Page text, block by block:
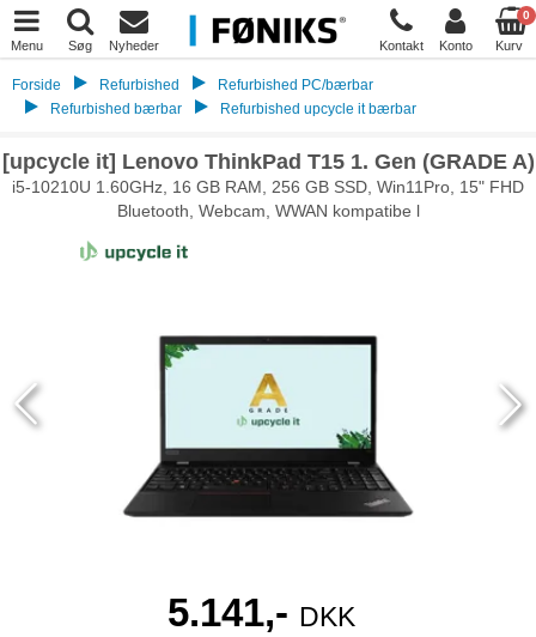
Menu Søg Nyheder Kontakt Konto
0
Kurv
Forside Refurbished
Refurbished PC/bærbar
Refurbished bærbar
Refurbished upcycle it bærbar
[upcycle it] Lenovo ThinkPad T15 1. Gen (GRADE A)
i5-10210U 1.60GHz, 16 GB RAM, 256 GB SSD, Win11Pro, 15" FHD
Bluetooth, Webcam, WWAN kompatibe l
5.141,- DKK